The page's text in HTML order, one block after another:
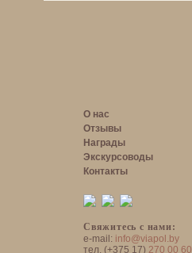
О нас
Отзывы
Награды
Экскурсоводы
Контакты
Свяжитесь с нами:
e-mail: info@viapol.by
тел. (+375 17) 270 00 60